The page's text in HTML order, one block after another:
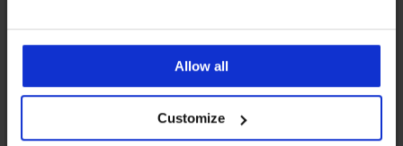
Allow all
Customize